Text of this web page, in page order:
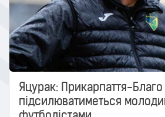
Яцурак: Прикарпаття-
підсилюватиметься